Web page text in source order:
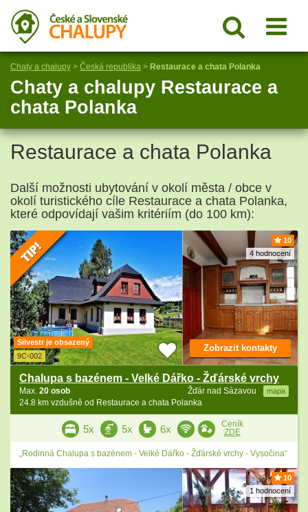
Chaty a chalupy > Česká republika > Restaurace a chata Polanka
Chaty a chalupy Restaurace a
chata Polanka
Restaurace a chata Polanka
Další možnosti ubytování v okolí města / obce v
okolí turistického cíle Restaurace a chata Polanka,
které odpovídají vašim kritériím (do 100 km):
10
4 hodnocení
Silvestr je obsazený
9C-002
Chalupa s bazénem - Velké Dářko - Žďárské vrchy
Žďár nad Sázavou mapa
Max. 20 osob
24.8 km vzdušně od Restaurace a chata Polanka
Zobrazit kontakty
5x 5x 6x
Ceník
ZDE
„Rodinná Chalupa s bazénem - Velké Dářko - Žďárské vrchy - Vysočina“
10
1 hodnocení